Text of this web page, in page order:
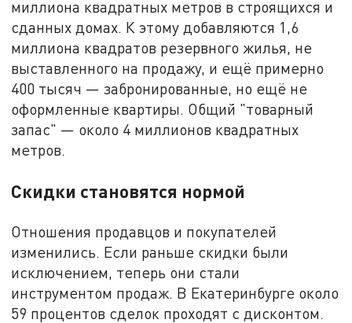
миллиона квадратных метров в строящихся и
сданных домах. К этому добавляются 1,6
миллиона квадратов резервного жилья, не
выставленного на продажу, и ещё примерно
400 тысяч — забронированные, но ещё не
оформленные квартиры. Общий "товарный
запас" — около 4 миллионов квадратных
метров.
Скидки становятся нормой
Отношения продавцов и покупателей
изменились. Если раньше скидки были
исключением, теперь они стали
инструментом продаж. В Екатеринбурге около
59 процентов сделок проходят с дисконтом.